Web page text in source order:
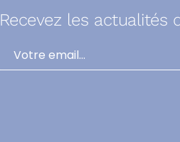
Recevez les actualités